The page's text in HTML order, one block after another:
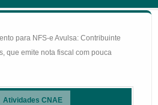
para NFS-e Avulsa: Contribuinte
que emite nota fiscal com pouca
Atividades CNAE